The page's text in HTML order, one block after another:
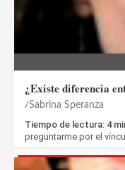
¿Existe diferencia
Sabrina Speranza
Tiempo de lectura: 4
preguntarme por el